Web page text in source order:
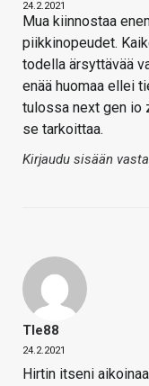
24.2.2021
Mua kiinnostaa
piikkinopeudet.
todella ärsyttävää
enää huomaa ellei
tulossa next gen io
se tarkoittaa.
Kirjaudu sisään
Tle88
24.2.2021
Hirtin itseni